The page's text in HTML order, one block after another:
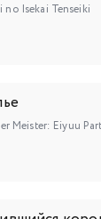
Isekai Tenseiki